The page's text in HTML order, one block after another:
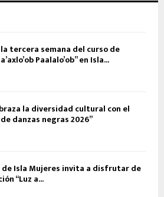
tercera semana del curso de
Paalalo’ob” en Isla...
la diversidad cultural con el
danzas negras 2026”
de Isla Mujeres invita a disfrutar de
“Luz a...